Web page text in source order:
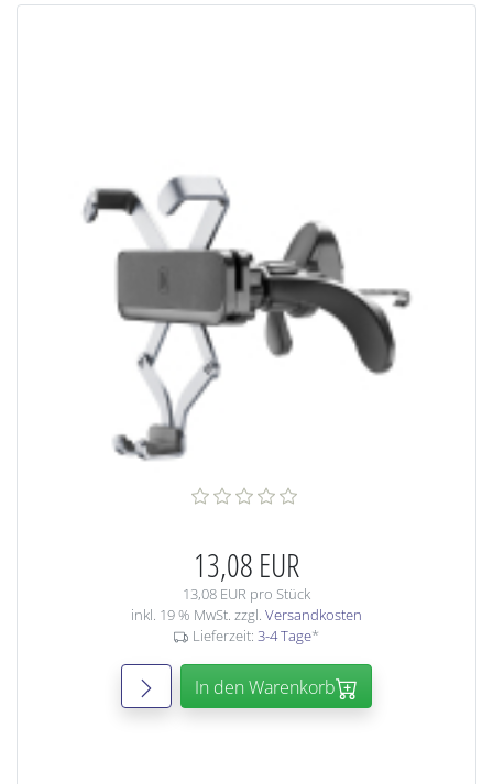
13,08 EUR
13,08 EUR pro Stück
inkl. 19 % MwSt. zzgl. Versandkosten
Lieferzeit: 3-4 Tage*
In den Warenkorb